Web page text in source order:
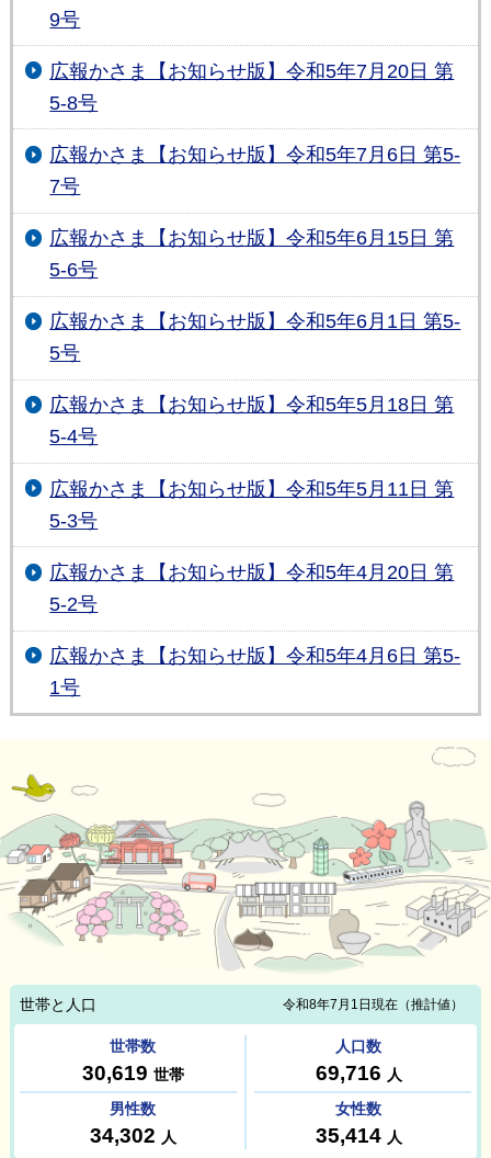
9号
広報かさま【お知らせ版】令和5年7月20日 第
5-8号
広報かさま【お知らせ版】令和5年7月6日 第5-
7号
広報かさま【お知らせ版】令和5年6月15日 第
5-6号
広報かさま【お知らせ版】令和5年6月1日 第5-
5号
広報かさま【お知らせ版】令和5年5月18日 第
5-4号
広報かさま【お知らせ版】令和5年5月11日 第
5-3号
広報かさま【お知らせ版】令和5年4月20日 第
5-2号
広報かさま【お知らせ版】令和5年4月6日 第5-
1号